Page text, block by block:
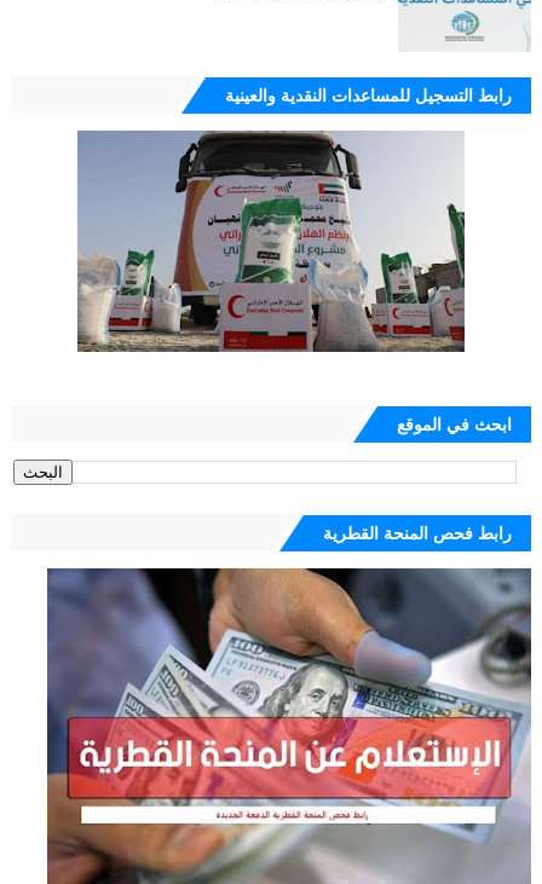
رابط التسجيل للمساعدات النقدية والعينية
ابحث في الموقع
رابط فحص المنحة القطرية